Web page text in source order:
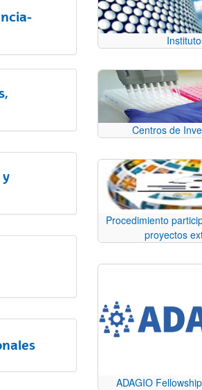
y
Centros de
Procedimiento
proyectos
ADAGIO